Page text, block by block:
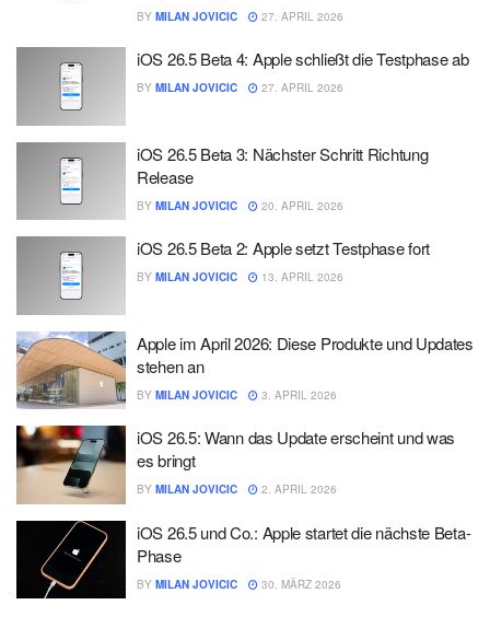
BY MILAN JOVICIC 27. APRIL 2026
iOS 26.5 Beta 4: Apple schließt die Testphase ab
BY MILAN JOVICIC 27. APRIL 2026
iOS 26.5 Beta 3: Nächster Schritt Richtung
Release
BY MILAN JOVICIC 20. APRIL 2026
iOS 26.5 Beta 2: Apple setzt Testphase fort
BY MILAN JOVICIC 13. APRIL 2026
Apple im April 2026: Diese Produkte und Updates
stehen an
BY MILAN JOVICIC 3. APRIL 2026
iOS 26.5: Wann das Update erscheint und was
es bringt
BY MILAN JOVICIC 2. APRIL 2026
iOS 26.5 und Co.: Apple startet die nächste Beta-
Phase
BY MILAN JOVICIC 30. MÄRZ 2026